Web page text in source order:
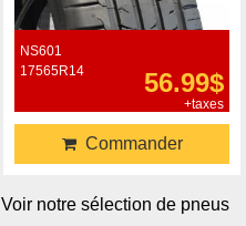
NS601
17565R14
56.99$
+taxes
Commander
Voir notre sélection de pneus